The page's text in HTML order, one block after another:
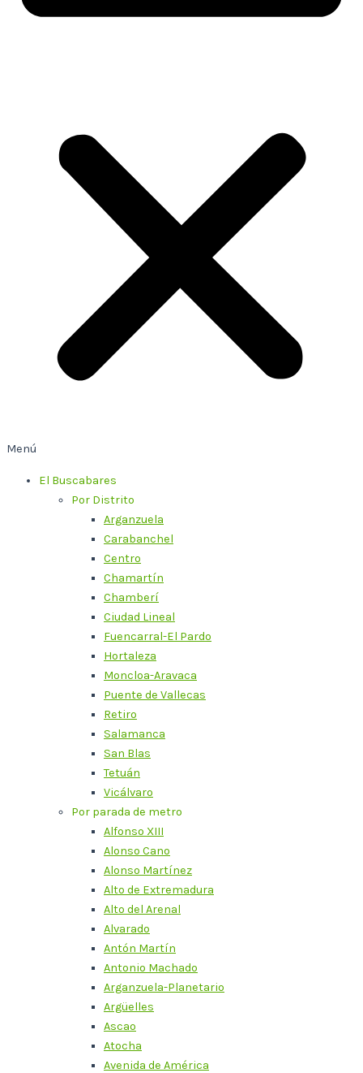
Menú
El Buscabares
Por Distrito
Arganzuela
Carabanchel
Centro
Chamartín
Chamberí
Ciudad Lineal
Fuencarral-El Pardo
Hortaleza
Moncloa-Aravaca
Puente de Vallecas
Retiro
Salamanca
San Blas
Tetuán
Vicálvaro
Por parada de metro
Alfonso XIII
Alonso Cano
Alonso Martínez
Alto de Extremadura
Alto del Arenal
Alvarado
Antón Martín
Antonio Machado
Arganzuela-Planetario
Argüelles
Ascao
Atocha
Avenida de América